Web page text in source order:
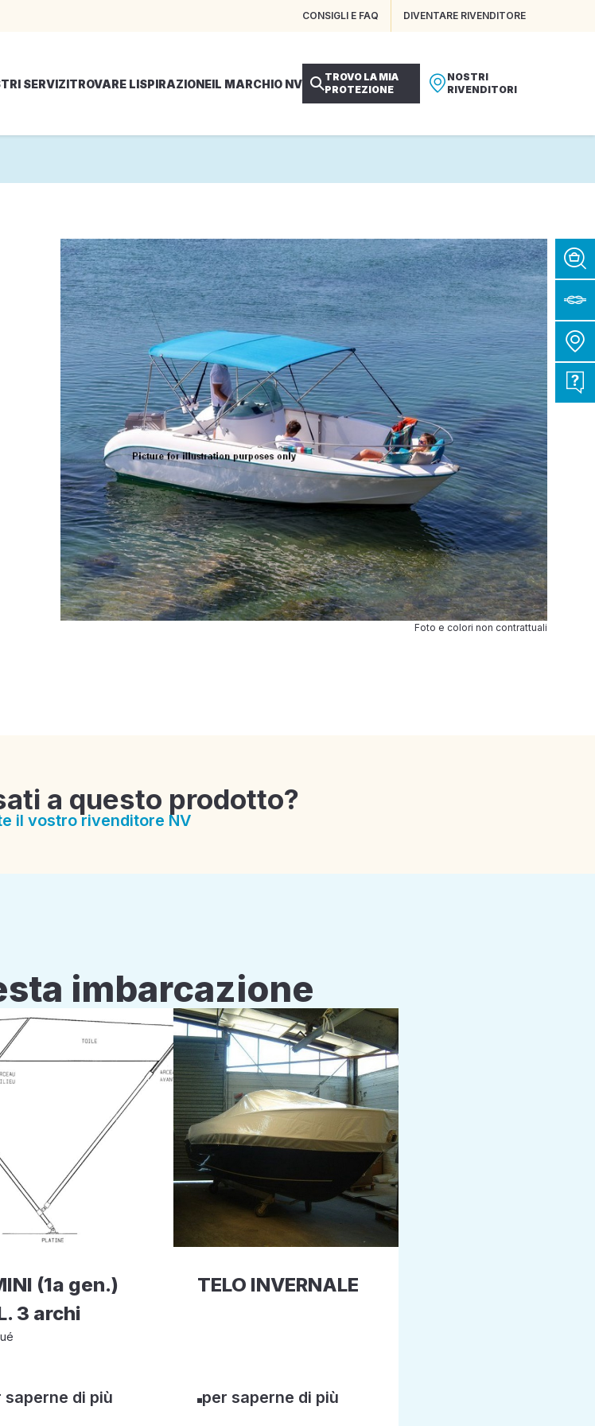
CONSIGLI E FAQ DIVENTARE RIVENDITORE
SERVIZITROVARE LISPIRAZIONEIL MARCHIO NV
TROVO LA MIA
PROTEZIONE
NOSTRI
RIVENDITORI
Foto e colori non contrattuali
a questo prodotto?
il vostro rivenditore NV
imbarcazione
(1a gen.)
3 archi
saperne di più
TELO INVERNALE
per saperne di più